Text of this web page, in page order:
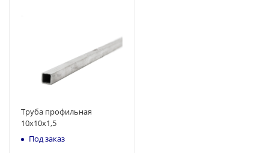
Труба профильная
10x10x1,5
Под заказ